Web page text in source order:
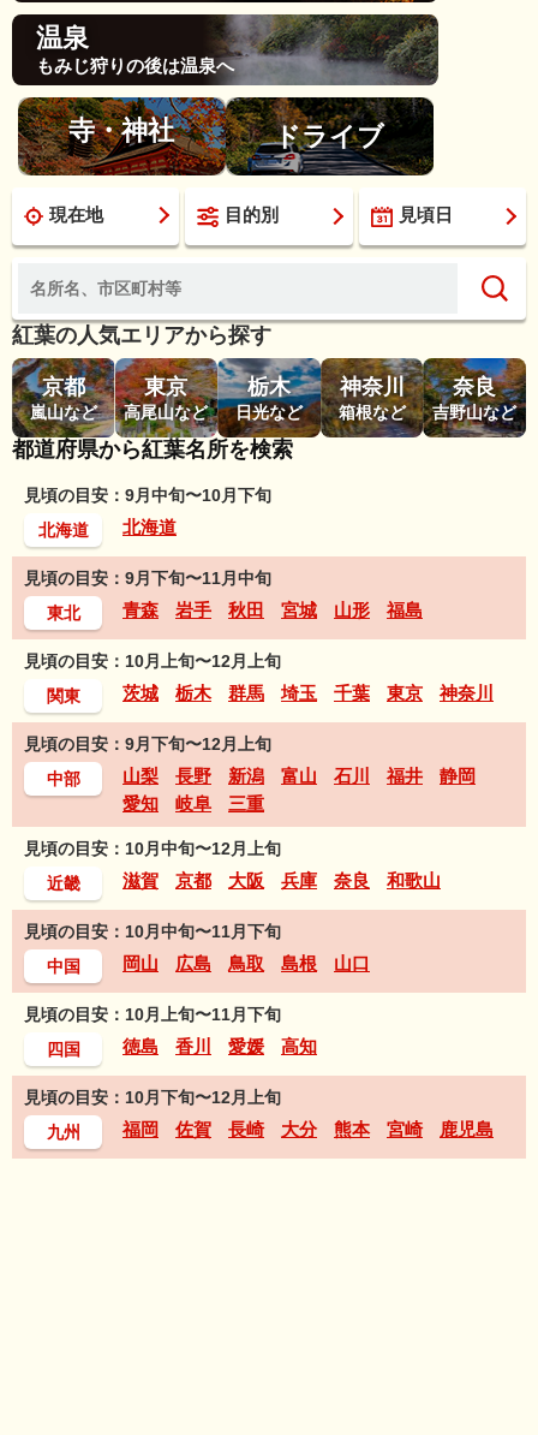
温泉
もみじ狩りの後は温泉へ
寺・神社 ドライブ
現在地 目的別 見頃日
紅葉の人気エリアから探す
京都
嵐山など
東京
高尾山など
栃木
日光など
神奈川
箱根など
奈良
吉野山など
都道府県から紅葉名所を検索
見頃の目安：9月中旬〜10月下旬
北海道
北海道
見頃の目安：9月下旬〜11月中旬
東北
青森 岩手 秋田 宮城 山形 福島
見頃の目安：10月上旬〜12月上旬
関東
茨城 栃木 群馬 埼玉 千葉 東京 神奈川
見頃の目安：9月下旬〜12月上旬
中部
山梨 長野 新潟 富山 石川 福井
静岡
愛知
岐阜 三重
見頃の目安：10月中旬〜12月上旬
近畿
滋賀 京都 大阪 兵庫 奈良 和歌山
見頃の目安：10月中旬〜11月下旬
中国
岡山 広島 鳥取 島根 山口
見頃の目安：10月上旬〜11月下旬
四国
徳島 香川 愛媛 高知
見頃の目安：10月下旬〜12月上旬
九州
福岡 佐賀 長崎 大分 熊本 宮崎 鹿児島